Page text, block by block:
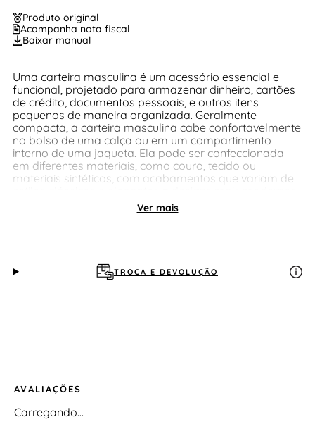
Produto original
Acompanha nota fiscal
Baixar manual
Uma carteira masculina é um acessório essencial e
funcional, projetado para armazenar dinheiro, cartões
de crédito, documentos pessoais, e outros itens
pequenos de maneira organizada. Geralmente
compacta, a carteira masculina cabe confortavelmente
no bolso de uma calça ou em um compartimento
interno de uma jaqueta. Ela pode ser confeccionada
em diferentes materiais, como couro, tecido ou
materiais sintéticos, com acabamentos que variam de
Ver mais
TROCA E DEVOLUÇÃO
AVALIAÇÕES
Carregando…